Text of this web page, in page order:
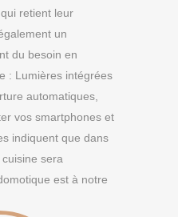
retient leur
un
du besoin en
: Lumières intégrées
automatiques,
vos smartphones et
indiquent que dans
cuisine sera
est à notre